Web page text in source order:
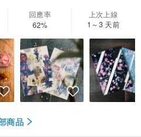
回應率
62%
上次上線
1～3 天前
商品